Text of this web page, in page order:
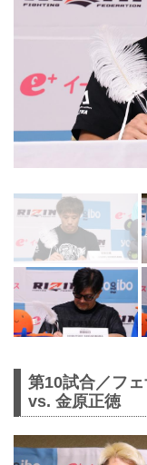
第10試合／フ
vs. 金原正徳